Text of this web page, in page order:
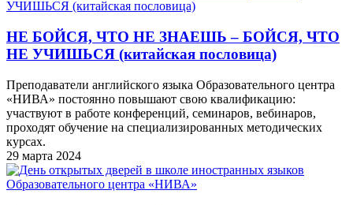
НЕ БОЙСЯ, ЧТО НЕ ЗНАЕШЬ – БОЙСЯ, ЧТО
НЕ УЧИШЬСЯ (китайская пословица)
Преподаватели английского языка Образовательного центра
«НИВА» постоянно повышают свою квалификацию:
участвуют в работе конференций, семинаров, вебинаров,
проходят обучение на специализированных методических
курсах.
29 марта 2024